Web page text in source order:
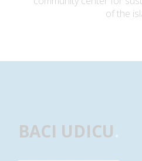
of the
BACI UDICU